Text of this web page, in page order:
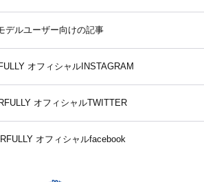
デルユーザー向けの記事
オフィシャルINSTAGRAM
オフィシャルTWITTER
オフィシャルfacebook